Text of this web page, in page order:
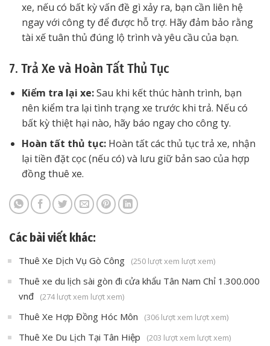
xe, nếu có bất kỳ vấn đề gì xảy ra, bạn cần liên hệ
ngay với công ty để được hỗ trợ. Hãy đảm bảo rằng
tài xế tuân thủ đúng lộ trình và yêu cầu của bạn.
7. Trả Xe và Hoàn Tất Thủ Tục
Kiểm tra lại xe:Sau khi kết thúc hành trình, bạn
nên kiểm tra lại tình trạng xe trước khi trả. Nếu có
bất kỳ thiệt hại nào, hãy báo ngay cho công ty.
Hoàn tất thủ tục:Hoàn tất các thủ tục trả xe, nhận
lại tiền đặt cọc (nếu có) và lưu giữ bản sao của hợp
đồng thuê xe.
Các bài viết khác:
Thuê Xe Dịch Vụ Gò Công (250 lượt xem lượt xem)
Thuê xe du lịch sài gòn đi cửa khẩu Tân Nam Chỉ 1.300.000
vnđ
(274 lượt xem lượt xem)
Thuê Xe Hợp Đồng Hóc Môn (306 lượt xem lượt xem)
Thuê Xe Du Lịch Tại Tân Hiệp (203 lượt xem lượt xem)